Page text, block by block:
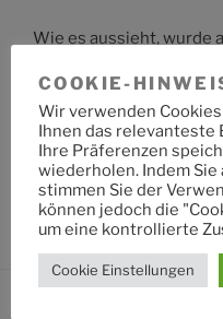
Wie es aussieht, wurde
Suche
nach:
COOKIE-
Wir verwenden
Ihnen das relevanteste
Ihre Präferenzen
wiederholen. Indem Sie
stimmen Sie der
können jedoch die
um eine kontrollierte
Cookie Einstellungen